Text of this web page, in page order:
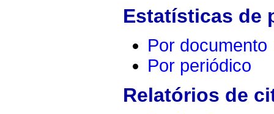
Estatísticas de
Por documento
Por periódico
Relatórios de